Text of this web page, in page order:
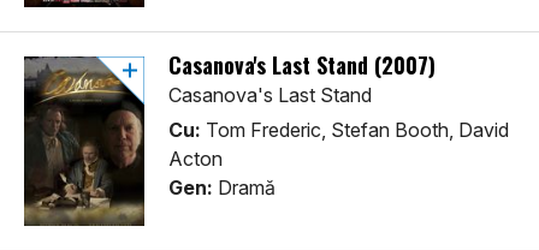
Casanova's Last Stand (2007)
Casanova's Last Stand
Cu: Tom Frederic, Stefan Booth, David
Acton
Gen: Dramă